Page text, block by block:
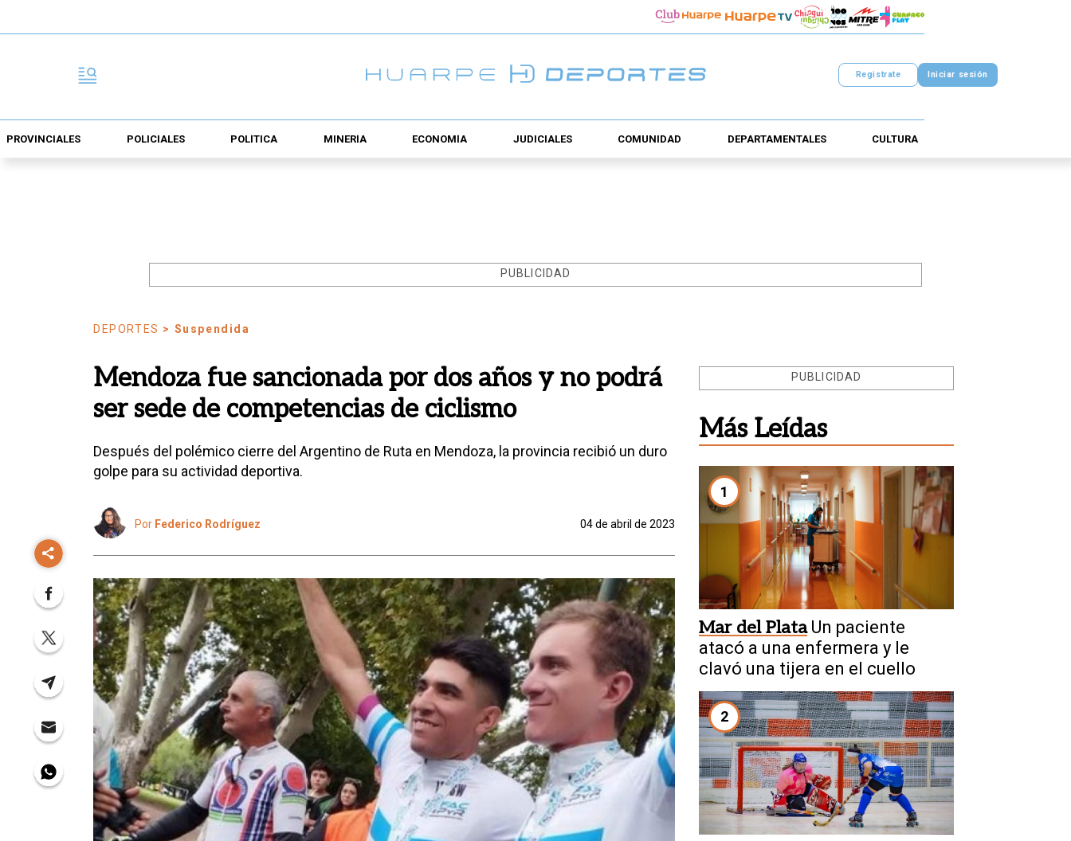
Registrate Iniciar sesión
PROVINCIALES POLICIALES POLÍTICA MINERÍA ECONOMÍA JUDICIALES COMUNIDAD DEPARTAMENTALES CULTURA
PUBLICIDAD
DEPORTES > Suspendida
Mendoza fue sancionada por dos años y no podrá
ser sede de competencias de ciclismo
Después del polémico cierre del Argentino de Ruta en Mendoza, la provincia recibió un duro
golpe para su actividad deportiva.
Por Federico Rodríguez 04 de abril de 2023
PUBLICIDAD
Más Leídas
1
Mar del Plata Un paciente
atacó a una enfermera y le
clavó una tijera en el cuello
2